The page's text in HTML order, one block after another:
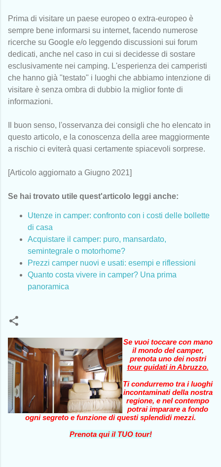
Prima di visitare un paese europeo o extra-europeo è
sempre bene informarsi su internet, facendo numerose
ricerche su Google e/o leggendo discussioni sui forum
dedicati, anche nel caso in cui si decidesse di sostare
esclusivamente nei camping. L'esperienza dei camperisti
che hanno già "testato" i luoghi che abbiamo intenzione di
visitare è senza ombra di dubbio la miglior fonte di
informazioni.
Il buon senso, l'osservanza dei consigli che ho elencato in
questo articolo, e la conoscenza della aree maggiormente
a rischio ci eviterà quasi certamente spiacevoli sorprese.
[Articolo aggiornato a Giugno 2021]
Se hai trovato utile quest'articolo leggi anche:
Utenze in camper: confronto con i costi delle bollette
di casa
Acquistare il camper: puro, mansardato,
semintegrale o motorhome?
Prezzi camper nuovi e usati: esempi e riflessioni
Quanto costa vivere in camper? Una prima
panoramica
Se vuoi toccare con mano
il mondo del camper,
prenota uno dei nostri
tour guidati in Abruzzo.
Ti condurremo tra i luoghi
incontaminati della nostra
regione, e nel contempo
potrai imparare a fondo
ogni segreto e funzione di questi splendidi mezzi.
Prenota qui il TUO tour!